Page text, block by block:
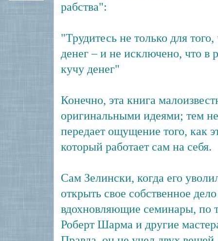
рабства":
"Трудитесь не только для
денег – и не исключено, что в
кучу денег"
Конечно, эта книга
оригинальными идеями; тем
передает ощущение того, как
который работает сам на себя.
Сам Зелински, когда его
открыть свое собственное
вдохновляющие семинары, по
Роберт Шарма и другие